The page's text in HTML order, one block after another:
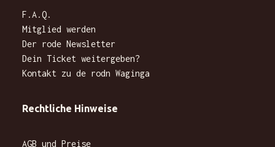
F.A.Q.
Mitglied werden
Der rode Newsletter
Dein Ticket weitergeben?
Kontakt zu de rodn Waginga
Rechtliche Hinweise
AGB und Preise